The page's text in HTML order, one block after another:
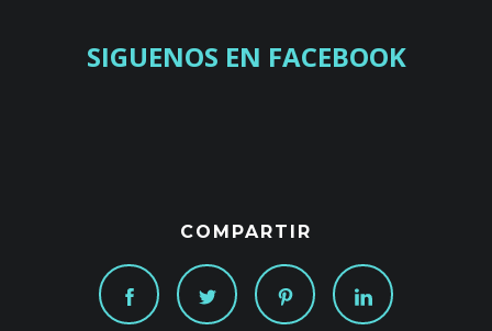
SIGUENOS EN FACEBOOK
COMPARTIR